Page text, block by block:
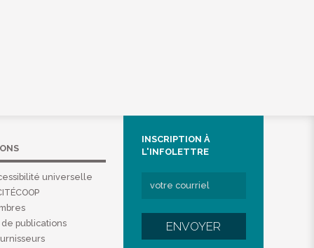
universelle
publications
INSCRIPTION À
L'INFOLETTRE
ENVOYER